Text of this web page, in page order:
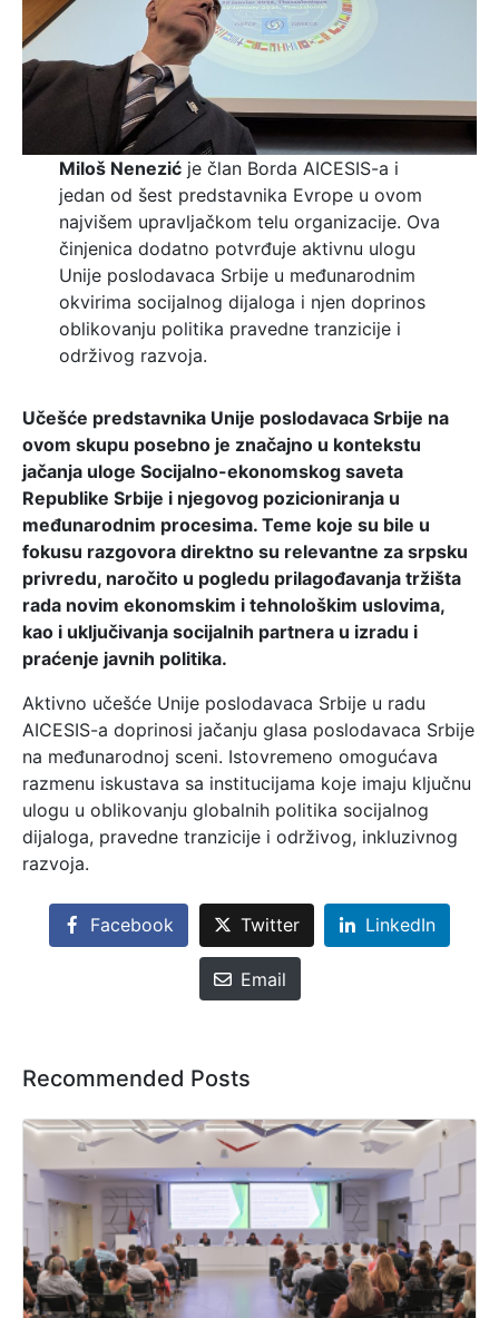
Miloš Nenezićje član Borda AICESIS-a i
jedan od šest predstavnika Evrope u ovom
najvišem upravljačkom telu organizacije. Ova
činjenica dodatno potvrđuje aktivnu ulogu
Unije poslodavaca Srbije u međunarodnim
okvirima socijalnog dijaloga i njen doprinos
oblikovanju politika pravedne tranzicije i
održivog razvoja.
Učešće predstavnika Unije poslodavaca Srbije na
ovom skupu posebno je značajno u kontekstu
jačanja uloge Socijalno-ekonomskog saveta
Republike Srbije i njegovog pozicioniranja u
međunarodnim procesima. Teme koje su bile u
fokusu razgovora direktno su relevantne za srpsku
privredu, naročito u pogledu prilagođavanja tržišta
rada novim ekonomskim i tehnološkim uslovima,
kao i uključivanja socijalnih partnera u izradu i
praćenje javnih politika.
Aktivno učešće Unije poslodavaca Srbije u radu
AICESIS-a doprinosi jačanju glasa poslodavaca Srbije
na međunarodnoj sceni. Istovremeno omogućava
razmenu iskustava sa institucijama koje imaju ključnu
ulogu u oblikovanju globalnih politika socijalnog
dijaloga, pravedne tranzicije i održivog, inkluzivnog
razvoja.
Facebook Twitter LinkedIn
Email
Recommended Posts